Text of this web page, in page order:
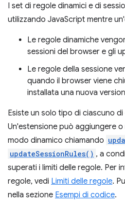
I set di regole dinamici e di
utilizzando JavaScript mentre
Le regole dinamiche
sessioni del browser e gli
Le regole della sessione
quando il browser viene
installata una nuova
Esiste un solo tipo di ciascuno
Un'estensione può aggiungere
modo dinamico chiamando
updateSessionRules() , a
superati i limiti delle regole. Per
regole, vedi Limiti delle regole.
nella sezione Esempi di codice.